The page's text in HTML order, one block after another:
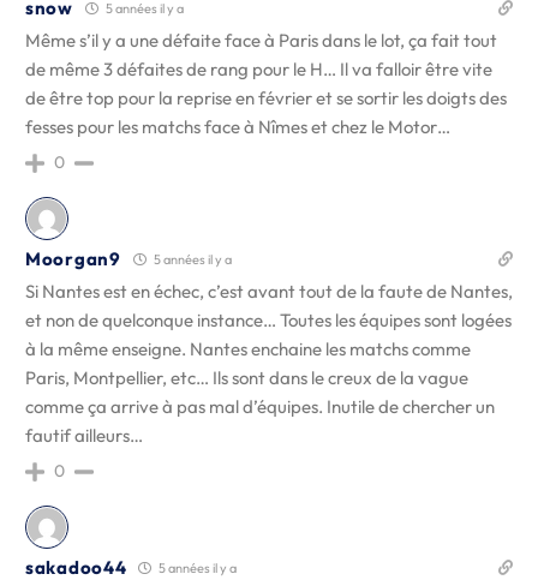
snow 5 années il y a
Même s’il y a une défaite face à Paris dans le lot, ça fait tout
de même 3 défaites de rang pour le H… Il va falloir être vite
de être top pour la reprise en février et se sortir les doigts des
fesses pour les matchs face à Nîmes et chez le Motor…
0
Moorgan9 5 années il y a
Si Nantes est en échec, c’est avant tout de la faute de Nantes,
et non de quelconque instance… Toutes les équipes sont logées
à la même enseigne. Nantes enchaine les matchs comme
Paris, Montpellier, etc… Ils sont dans le creux de la vague
comme ça arrive à pas mal d’équipes. Inutile de chercher un
fautif ailleurs…
0
sakadoo44 5 années il y a